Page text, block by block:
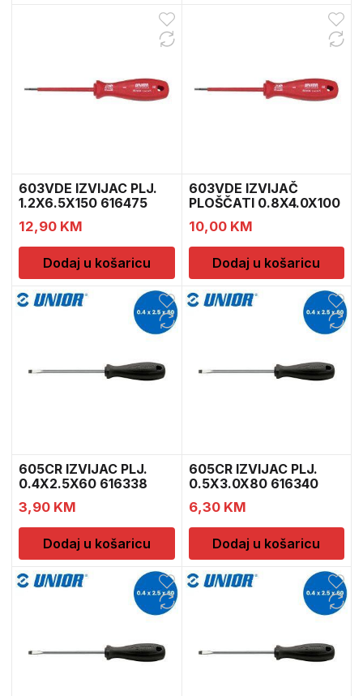
603VDE IZVIJAC PLJ.
1.2X6.5X150 616475
12,90 KM
Dodaj u košaricu
603VDE IZVIJAČ
PLOŠČATI 0.8X4.0X100
10,00 KM
Dodaj u košaricu
605CR IZVIJAC PLJ.
0.4X2.5X60 616338
3,90 KM
Dodaj u košaricu
605CR IZVIJAC PLJ.
0.5X3.0X80 616340
6,30 KM
Dodaj u košaricu